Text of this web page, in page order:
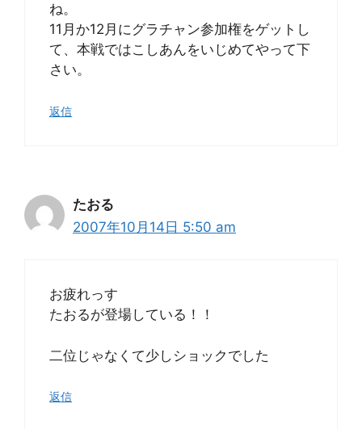
ね。
11月か12月にグラチャン参加権をゲットし
て、本戦ではこしあんをいじめてやって下
さい。
返信
たおる
2007年10月14日 5:50 am
お疲れっす
たおるが登場している！！
二位じゃなくて少しショックでした
返信